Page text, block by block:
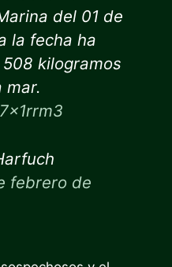
del 01 de
la fecha ha
kilogramos
mar.
febrero de